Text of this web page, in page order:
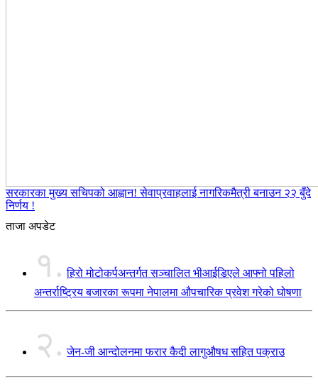
सरकारका मुख्य सचिपको आह्वान! सेवाप्रवाहलाई नागरिकमैत्री बनाउन २२ बुँदे
निर्णय !
ताजा अपडेट
१. हिरो मोटोकर्पअन्तर्गत सञ्चालित भीआईडिएले आफ्नो पहिलो
अन्तर्राष्ट्रिय बजारका रूपमा नेपालमा औपचारिक प्रवेश गरेको घोषणा
२. जेन-जी आन्दोलनमा फरार कैदी लागुऔषध सहित पक्राउ